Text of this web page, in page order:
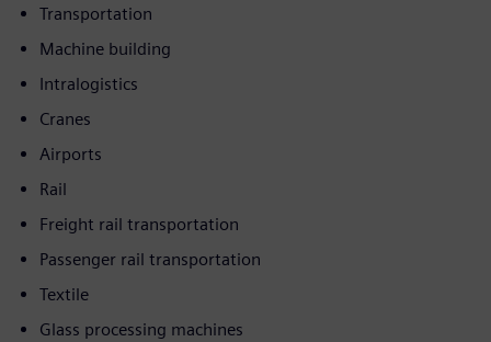
Transportation
Machine building
Intralogistics
Cranes
Airports
Rail
Freight rail transportation
Passenger rail transportation
Textile
Glass processing machines